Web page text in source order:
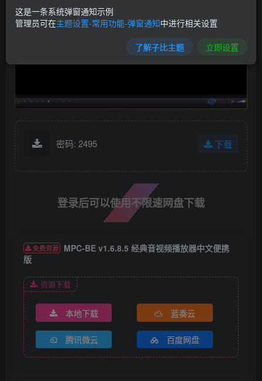
密码: 2495 下载
登录后可以使用不限速网盘下载
免费资源
MPC-BE v1.6.8.5 经典音视频播放器中文便携
版
资源下载
本地下载 蓝奏云
腾讯微云 百度网盘
这是一条系统弹窗通知示例
管理员可在主题设置-常用功能-弹窗通知中进行相关设置
了解子比主题 立即设置